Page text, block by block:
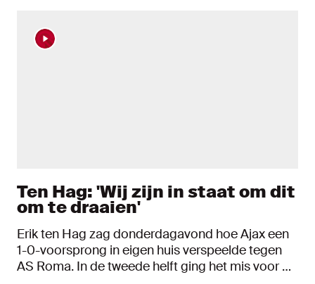
Ten Hag: 'Wij zijn in staat om dit
om te draaien'
Erik ten Hag zag donderdagavond hoe Ajax een
1-0-voorsprong in eigen huis verspeelde tegen
AS Roma. In de tweede helft ging het mis voor de